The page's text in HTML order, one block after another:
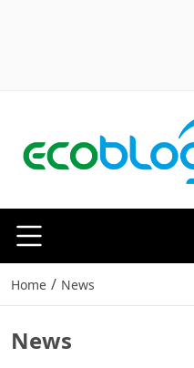
Home / News
News